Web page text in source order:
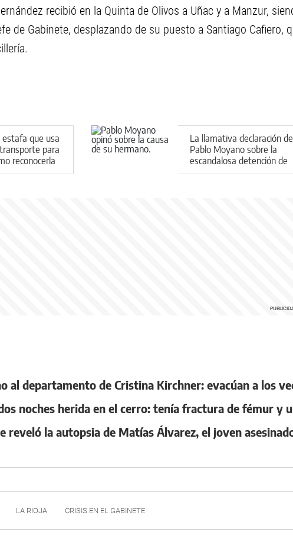
recibió en la Quinta de Olivos a Uñac y a Manzur,
de Gabinete, desplazando de su puesto a Santiago Cafiero,
estafa que usa
para
reconocerla
La llamativa declaración de
Pablo Moyano sobre la
escandalosa detención de
su hermano Facundo
al departamento de Cristina Kirchner: evacúan a los
noches herida en el cerro: tenía fractura de fémur y
reveló la autopsia de Matías Álvarez, el joven
LA RIOJA CRISIS EN EL GABINETE